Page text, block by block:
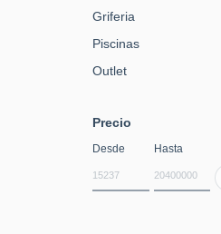
Griferia
Piscinas
Outlet
Precio
Desde Hasta